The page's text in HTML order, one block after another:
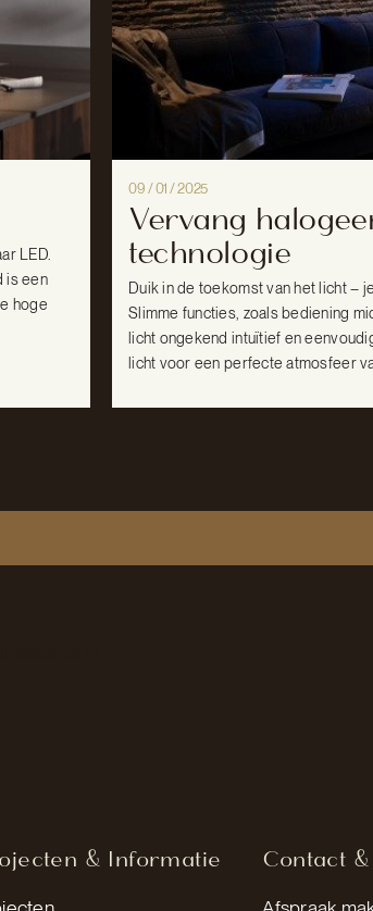
LED.
is een
hoge
09 / 01 / 2025
Vervang
technologie
Duik in de toekomst van het licht –
Slimme functies, zoals bediening
licht ongekend intuïtief en
licht voor een perfecte atmosfeer
& Informatie Contact